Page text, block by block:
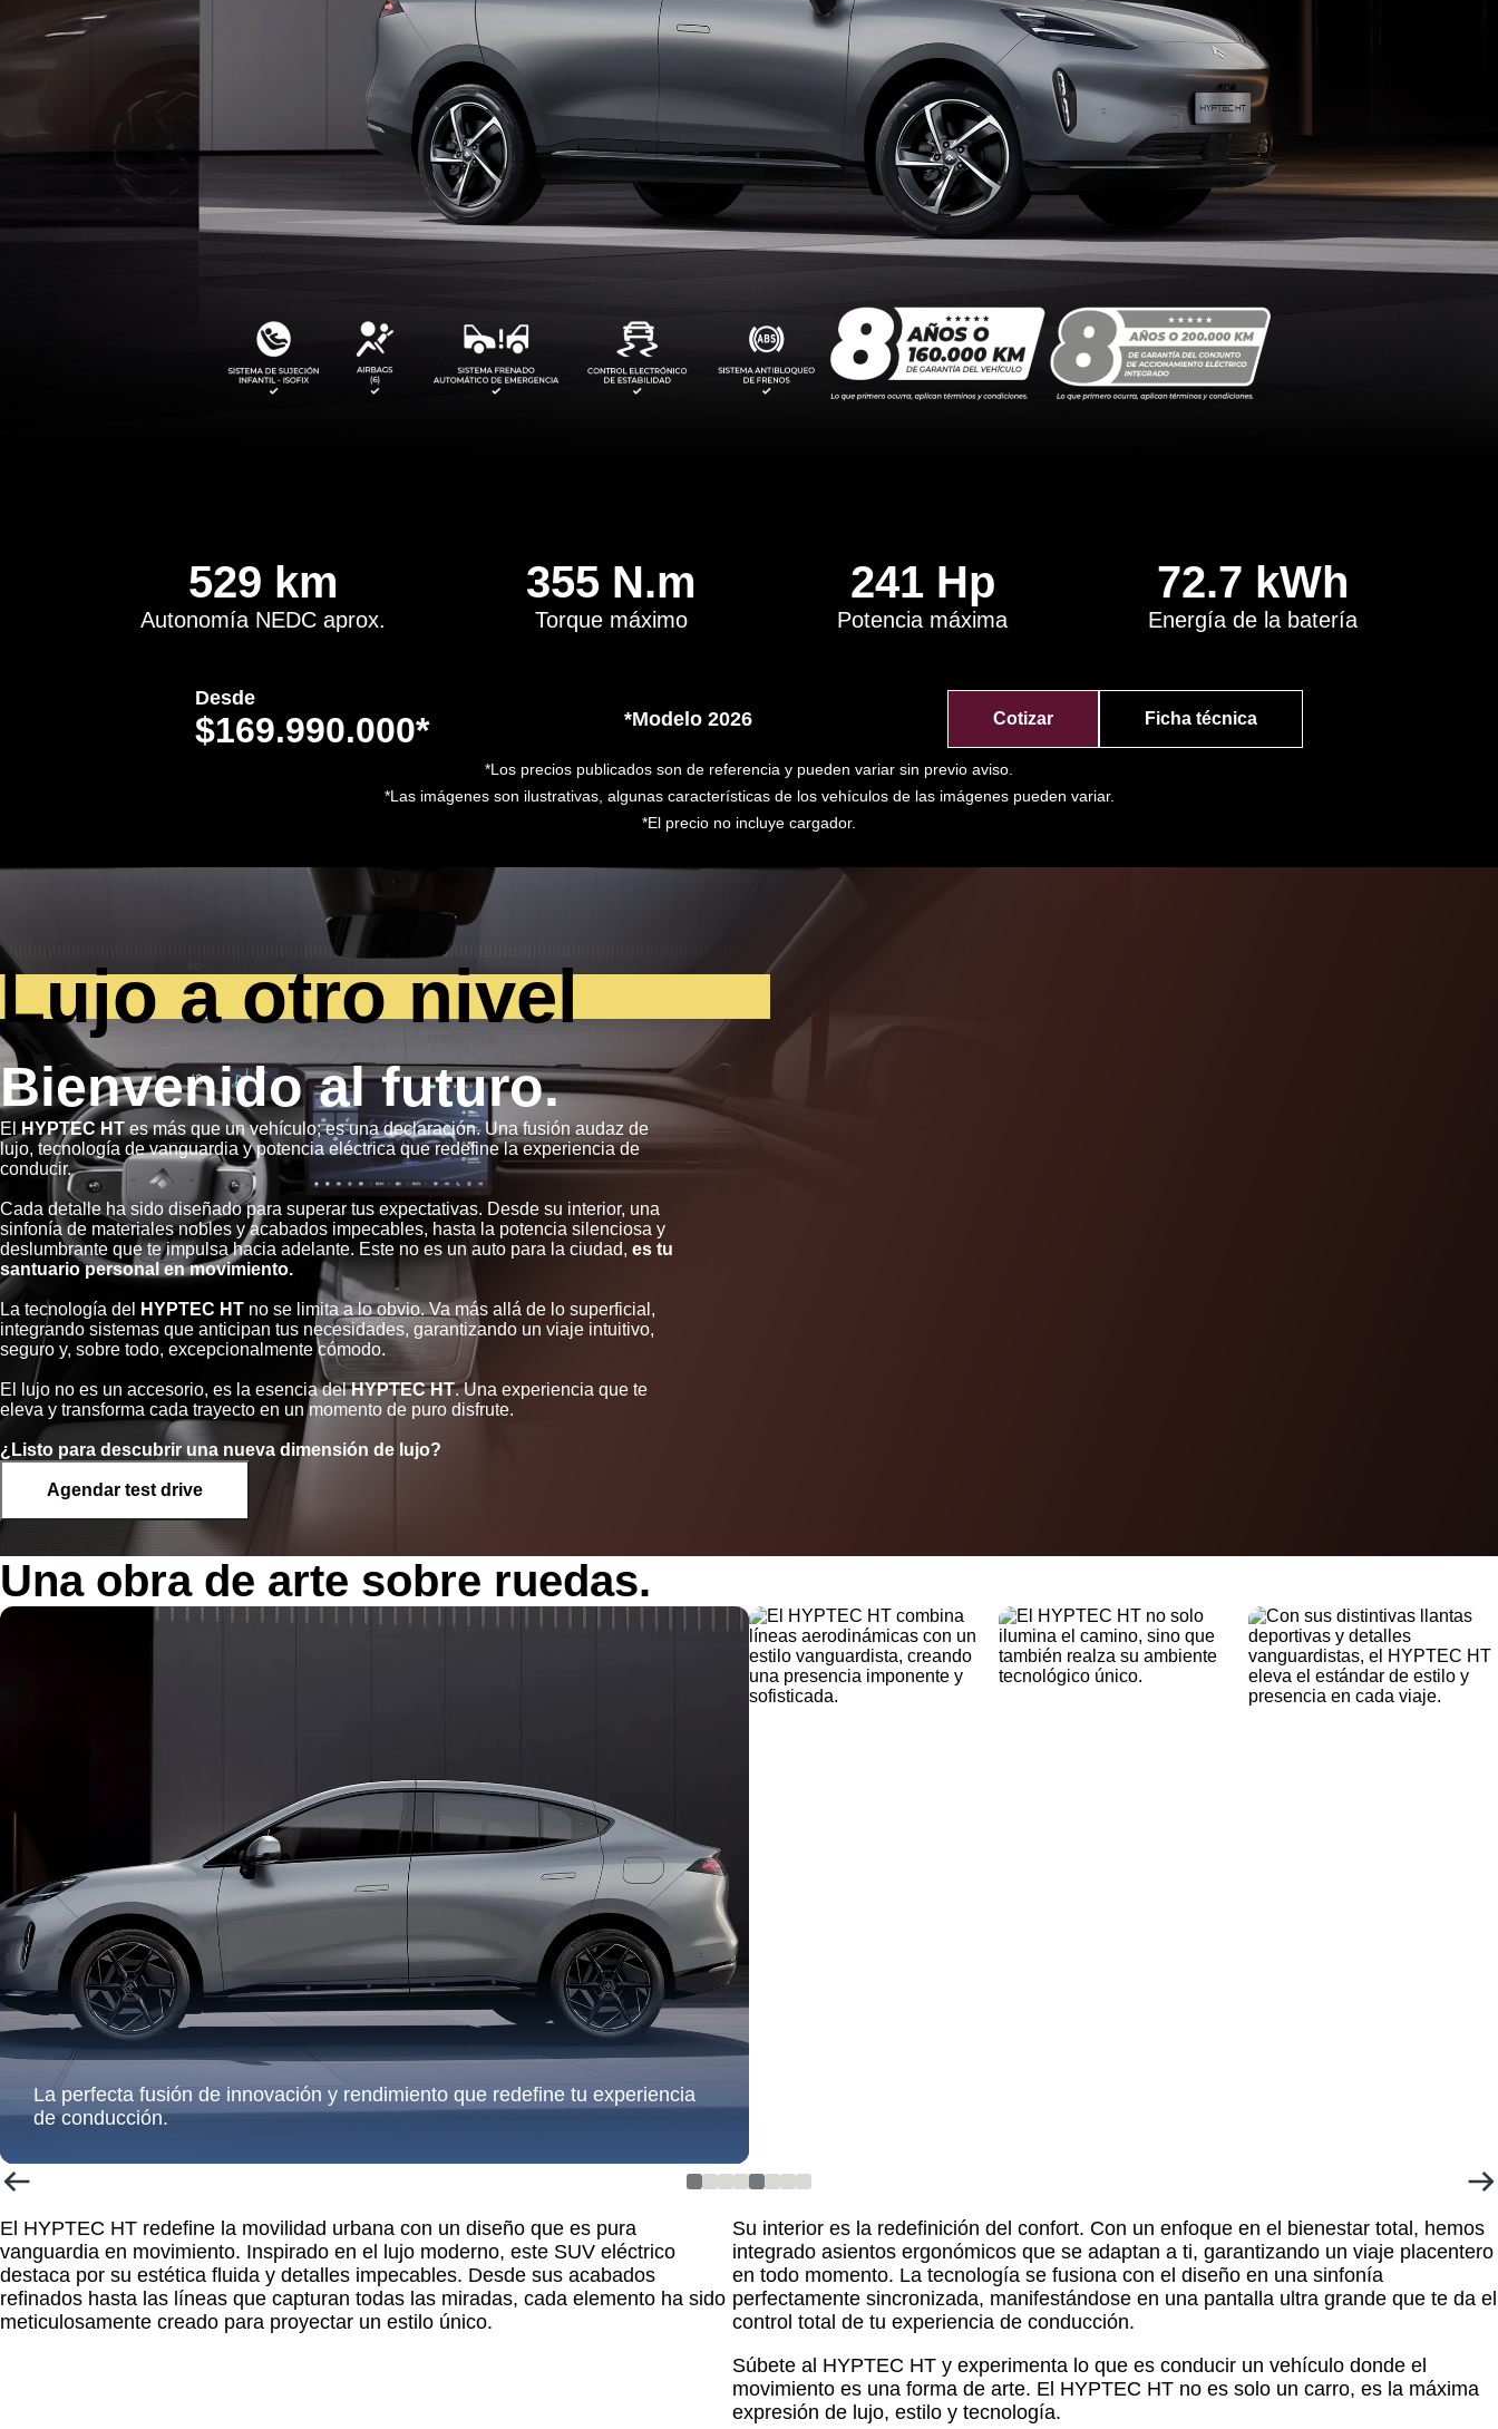
EMKOO PREMIUM AION Y PLUS
2026
Desde $117.990.000
Bono de $8.000.000
AION ES
Desde $94.990.000
AION V
2026
Desde $125.990.000
529 km
Autonomía NEDC aprox.
355 N.m
Torque máximo
241 Hp
Potencia máxima
72.7 kWh
Energía de la batería
Desde
$169.990.000* *Modelo 2026 Cotizar Ficha técnica
*Los precios publicados son de referencia y pueden variar sin previo aviso.
*Las imágenes son ilustrativas, algunas características de los vehículos de las imágenes pueden variar.
*El precio no incluye cargador.
Lujo a otro nivel
Bienvenido al futuro.
ElHYPTEC HT es más que un vehículo; es una declaración. Una fusión audaz de
lujo, tecnología de vanguardia y potencia eléctrica que redefine la experiencia de
conducir.
Cada detalle ha sido diseñado para superar tus expectativas. Desde su interior, una
sinfonía de materiales nobles y acabados impecables, hasta la potencia silenciosa y
deslumbrante que te impulsa hacia adelante. Este no es un auto para la ciudad, es tu
santuario personal en movimiento.
La tecnología del HYPTEC HT no se limita a lo obvio. Va más allá de lo superficial,
integrando sistemas que anticipan tus necesidades, garantizando un viaje intuitivo,
seguro y, sobre todo, excepcionalmente cómodo.
El lujo no es un accesorio, es la esencia delHYPTEC HT. Una experiencia que te
eleva y transforma cada trayecto en un momento de puro disfrute.
¿Listo para descubrir una nueva dimensión de lujo?
Agendar test drive
Una obra de arte sobre ruedas.
La perfecta fusión de innovación y rendimiento que redefine tu experiencia
de conducción.
El HYPTEC HT redefine la movilidad urbana con un diseño que es pura
vanguardia en movimiento. Inspirado en el lujo moderno, este SUV eléctrico
destaca por su estética fluida y detalles impecables. Desde sus acabados
refinados hasta las líneas que capturan todas las miradas, cada elemento ha sido
meticulosamente creado para proyectar un estilo único.
Su interior es la redefinición del confort. Con un enfoque en el bienestar total, hemos
integrado asientos ergonómicos que se adaptan a ti, garantizando un viaje placentero
en todo momento. La tecnología se fusiona con el diseño en una sinfonía
perfectamente sincronizada, manifestándose en una pantalla ultra grande que te da el
control total de tu experiencia de conducción.
Súbete al HYPTEC HT y experimenta lo que es conducir un vehículo donde el
movimiento es una forma de arte. El HYPTEC HT no es solo un carro, es la máxima
expresión de lujo, estilo y tecnología.